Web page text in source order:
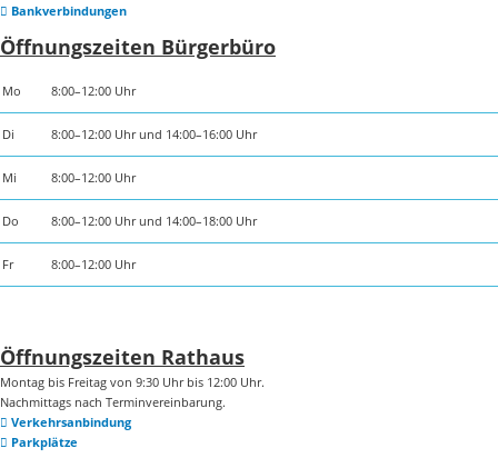
Bankverbindungen
Öffnungszeiten Bürgerbüro
Mo 8:00–12:00 Uhr
Di 8:00–12:00 Uhr und 14:00–16:00 Uhr
Mi 8:00–12:00 Uhr
Do 8:00–12:00 Uhr und 14:00–18:00 Uhr
Fr 8:00–12:00 Uhr
Öffnungszeiten Rathaus
Montag bis Freitag von 9:30 Uhr bis 12:00 Uhr.
Nachmittags nach Terminvereinbarung.
Verkehrsanbindung
Parkplätze